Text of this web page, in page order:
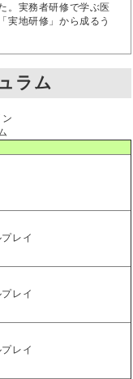
。実務者研修で学ぶ医
実地研修」から成るう
ラム
レイ
レイ
レイ